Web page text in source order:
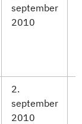
september
2010
2.
september
2010